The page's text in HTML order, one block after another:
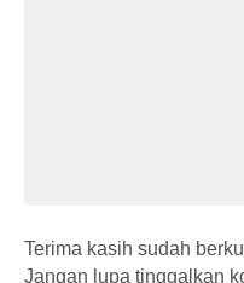
Terima kasih sudah
Jangan lupa tinggalkan